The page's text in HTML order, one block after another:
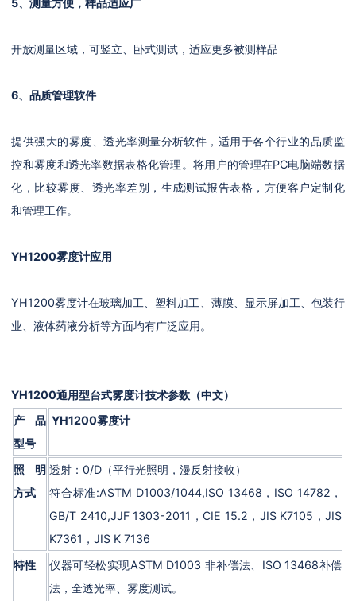
5、测量方便，样品适应广
开放测量区域，可竖立、卧式测试，适应更多被测样品
6、品质管理软件
提供强大的雾度、透光率测量分析软件，适用于各个行业的品质监
控和雾度和透光率数据表格化管理。将用户的管理在PC电脑端数据
化，比较雾度、透光率差别，生成测试报告表格，方便客户定制化
和管理工作。
YH1200雾度计应用
YH1200雾度计在玻璃加工、塑料加工、薄膜、显示屏加工、包装行
业、液体药液分析等方面均有广泛应用。
YH1200通用型台式雾度计技术参数（中文）
产品
型号
YH1200雾度计
照明
方式
透射：0/D（平行光照明，漫反射接收）
符合标准:ASTM D1003/1044,ISO 13468，ISO 14782，
GB/T 2410,JJF 1303-2011，CIE 15.2，JIS K7105，JIS
K7361，JIS K 7136
特性
仪器可轻松实现ASTM D1003 非补偿法、ISO 13468补偿
法，全透光率、雾度测试。